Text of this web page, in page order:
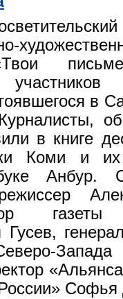
в
в книге
Коми и
Анбур.
газеты
Софья